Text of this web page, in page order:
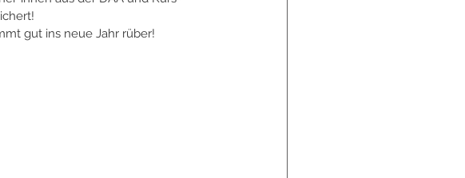
gut ins neue Jahr rüber!